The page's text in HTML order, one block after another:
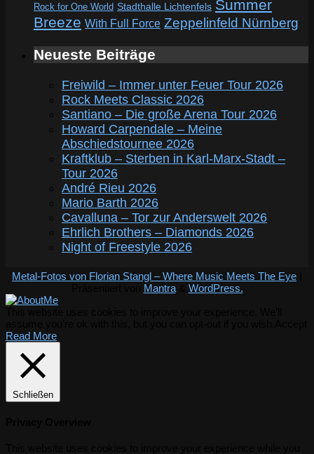
Rock for One World Stadthalle Lichtenfels Summer
Breeze With Full Force Zeppelinfeld Nürnberg
Neueste Beiträge
Freiwild – Immer unter Feuer Tour 2026
Rock Meets Classic 2026
Santiano – Die große Arena Tour 2026
Howard Carpendale – Meine
Abschiedstournee 2026
Kraftklub – Sterben in Karl-Marx-Stadt –
Tour 2026
André Rieu 2026
Mario Barth 2026
Cavalluna – Tor zur Anderswelt 2026
Ehrlich Brothers – Diamonds 2026
Night of Freestyle 2026
Metal-Fotos von Florian Stangl – Where Music Meets The Eye
Mantra& WordPress.
Read More
Schließen